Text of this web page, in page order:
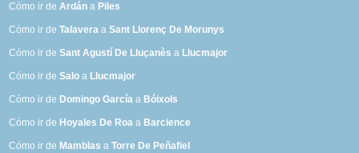
Cómo ir deArdán a Piles
Cómo ir deTalavera aSant Llorenç De Morunys
Cómo ir deSant Agustí De Lluçanès a Llucmajor
Cómo ir deSalo a Llucmajor
Cómo ir de Domingo García a Bóixols
Cómo ir de Hoyales De Roa a Barcience
Cómo ir de Mamblas aTorre De Peñafiel